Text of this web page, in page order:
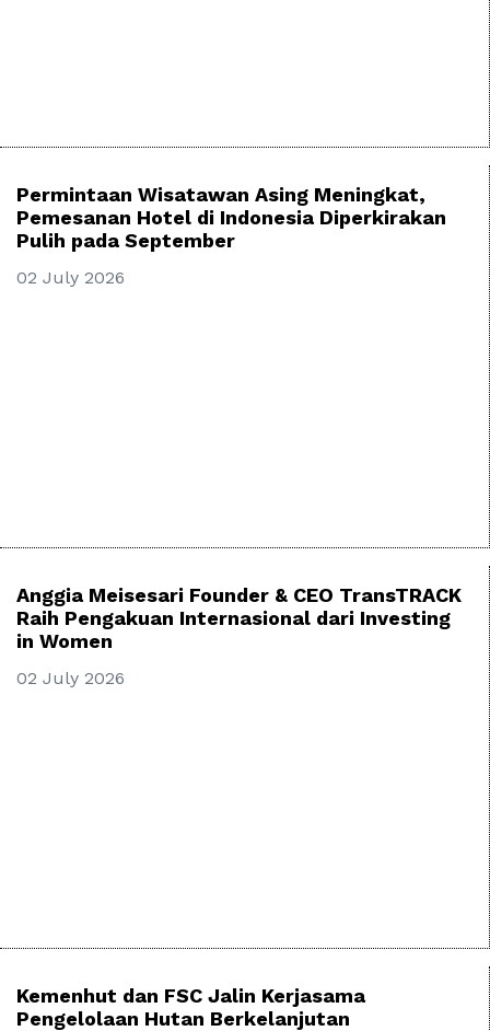
Permintaan Wisatawan Asing Meningkat,
Pemesanan Hotel di Indonesia Diperkirakan
Pulih pada September
02 July 2026
Anggia Meisesari Founder & CEO TransTRACK
Raih Pengakuan Internasional dari Investing
in Women
02 July 2026
Kemenhut dan FSC Jalin Kerjasama
Pengelolaan Hutan Berkelanjutan